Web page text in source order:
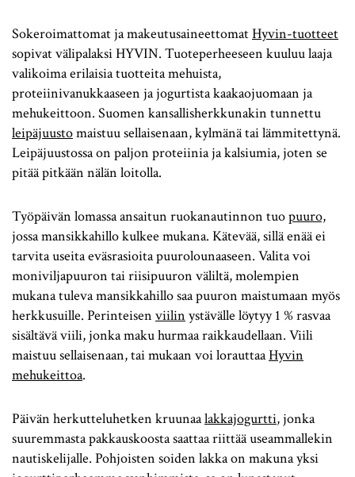
Sokeroimattomat ja makeutusaineettomatHyvin-tuotteet
sopivat välipalaksi HYVIN. Tuoteperheeseen kuuluu laaja
valikoima erilaisia tuotteita mehuista,
proteiinivanukkaaseen ja jogurtista kaakaojuomaan ja
mehukeittoon. Suomen kansallisherkkunakin tunnettu
leipäjuustomaistuu sellaisenaan, kylmänä tai lämmitettynä.
Leipäjuustossa on paljon proteiinia ja kalsiumia, joten se
pitää pitkään nälän loitolla.
Työpäivän lomassa ansaitun ruokanautinnon tuopuuro,
jossa mansikkahillo kulkee mukana. Kätevää, sillä enää ei
tarvita useita eväsrasioita puurolounaaseen. Valita voi
moniviljapuuron tai riisipuuron väliltä, molempien
mukana tuleva mansikkahillo saa puuron maistumaan myös
herkkusuille. Perinteisen viilin ystävälle löytyy 1 % rasvaa
sisältävä viili, jonka maku hurmaa raikkaudellaan. Viili
maistuu sellaisenaan, tai mukaan voi lorauttaaHyvin
mehukeittoa.
Päivän herkutteluhetken kruunaalakkajogurtti, jonka
suuremmasta pakkauskoosta saattaa riittää useammallekin
nautiskelijalle. Pohjoisten soiden lakka on makuna yksi